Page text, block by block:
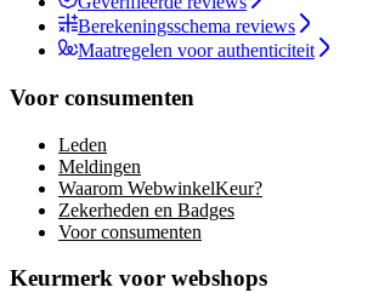
Berekeningsschema reviews
Maatregelen voor authenticiteit
Voor consumenten
Leden
Meldingen
Waarom WebwinkelKeur?
Zekerheden en Badges
Voor consumenten
Keurmerk voor webshops